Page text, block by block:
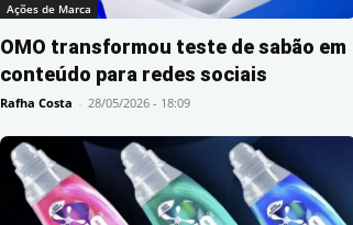
Ações de Marca
OMO transformou teste de sabão em
conteúdo para redes sociais
Rafha Costa - 28/05/2026 - 18:09